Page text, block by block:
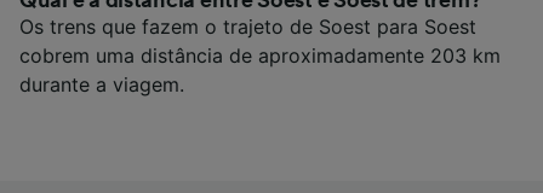
Os trens que fazem o trajeto de Soest para Soest
cobrem uma distância de aproximadamente 203 km
durante a viagem.